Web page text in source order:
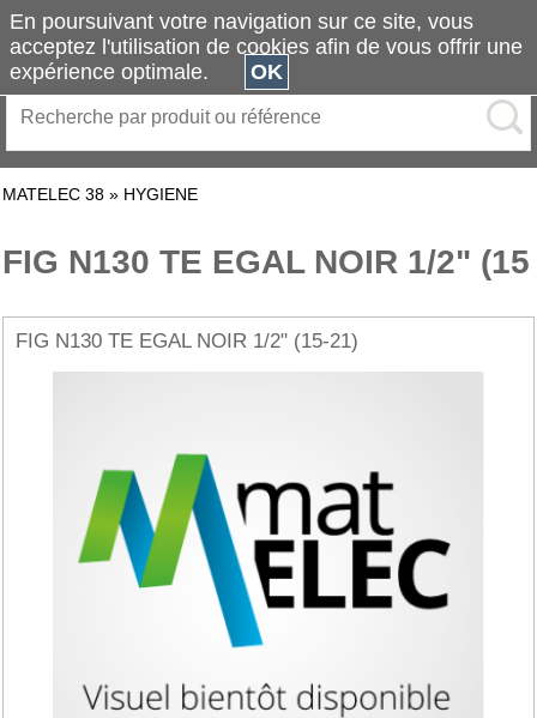
MATELEC 38 » HYGIENE
FIG N130 TE EGAL NOIR 1/2" (15
FIG N130 TE EGAL NOIR 1/2" (15-21)
En poursuivant votre navigation sur ce site, vous
acceptez l'utilisation de cookies afin de vous offrir une
expérience optimale.
OK